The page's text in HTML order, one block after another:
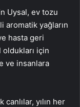
Uysal, ev tozu
aromatik yağların
hasta geri
için
ve insanlara
yılın her